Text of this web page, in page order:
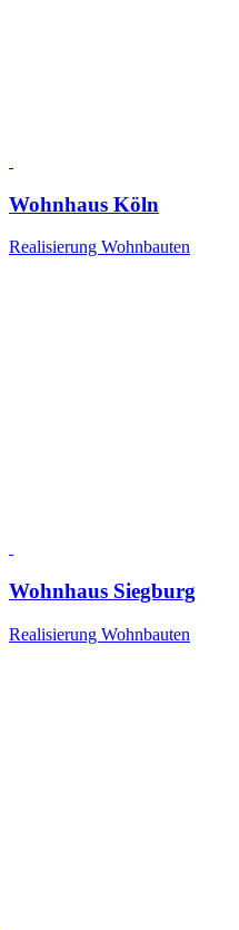
Wohnhaus Köln
Realisierung Wohnbauten
Wohnhaus Siegburg
Realisierung Wohnbauten